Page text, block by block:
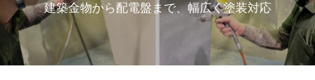
建築金物から配電盤まで、幅広く塗装対応